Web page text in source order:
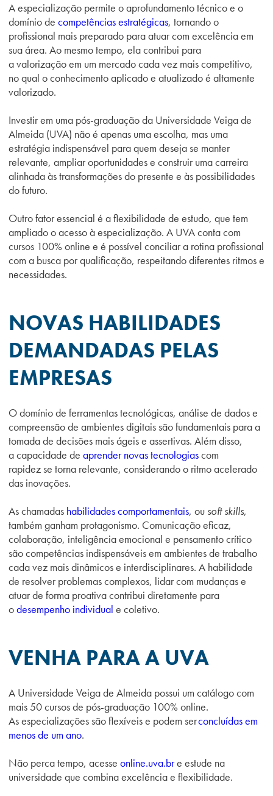
A especialização permite o aprofundamento técnico e o
domínio de competências estratégicas, tornando o
profissional mais preparado para atuar com excelência em
sua área. Ao mesmo tempo, ela contribui para
a valorização em um mercado cada vez mais competitivo,
no qual o conhecimento aplicado e atualizado é altamente
valorizado.
Investir em uma pós-graduação da Universidade Veiga de
Almeida (UVA) não é apenas uma escolha, mas uma
estratégia indispensável para quem deseja se manter
relevante, ampliar oportunidades e construir uma carreira
alinhada às transformações do presente e às possibilidades
do futuro.
Outro fator essencial é a flexibilidade de estudo, que tem
ampliado o acesso à especialização. A UVA conta com
cursos 100% online e é possível conciliar a rotina profissional
com a busca por qualificação, respeitando diferentes ritmos e
necessidades.
NOVAS HABILIDADES
DEMANDADAS PELAS
EMPRESAS
O domínio de ferramentas tecnológicas, análise de dados e
compreensão de ambientes digitais são fundamentais para a
tomada de decisões mais ágeis e assertivas. Além disso,
a capacidade de aprender novas tecnologiascom
rapidez se torna relevante, considerando o ritmo acelerado
das inovações.
As chamadas habilidades comportamentais, ou soft skills,
também ganham protagonismo. Comunicação eficaz,
colaboração, inteligência emocional e pensamento crítico
são competências indispensáveis em ambientes de trabalho
cada vez mais dinâmicos e interdisciplinares. A habilidade
de resolver problemas complexos, lidar com mudanças e
atuar de forma proativa contribui diretamente para
odesempenho individual e coletivo.
VENHA PARA A UVA
A Universidade Veiga de Almeida possui um catálogo com
mais 50 cursos de pós-graduação 100% online.
As especializações são flexíveis e podem serconcluídas em
menos de um ano.
Não perca tempo, acesse online.uva.bre estude na
universidade que combina excelência e flexibilidade.